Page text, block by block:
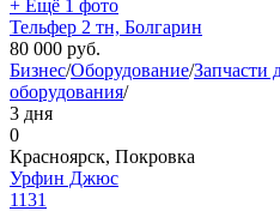
+ Ещё 1 фото
Тельфер 2 тн, Болгарин
80 000 руб.
Бизнес/Оборудование/Запчасти
оборудования/
3 дня
0
Красноярск, Покровка
Урфин Джюс
1131